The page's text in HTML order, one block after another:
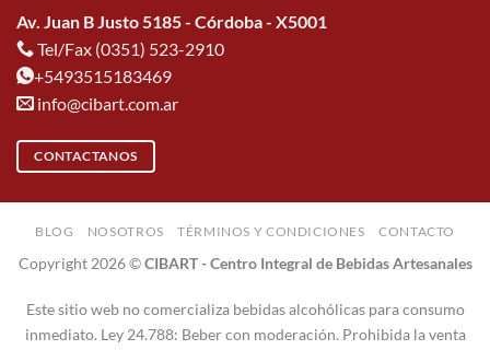
Av. Juan B Justo 5185 - Córdoba - X5001
Tel/Fax (0351) 523-2910
+5493515183469
info@cibart.com.ar
CONTACTANOS
BLOG NOSOTROS TÉRMINOS Y CONDICIONES CONTACTO
Copyright 2026 ©CIBART - Centro Integral de Bebidas Artesanales
Este sitio web no comercializa bebidas alcohólicas para consumo
inmediato. Ley 24.788: Beber con moderación. Prohibida la venta